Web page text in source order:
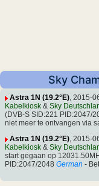
Sky
Astra 1N (19.2°E), 2015-
Kabelkiosk & Sky
(DVB-S SID:221 PID:2047/
niet meer te ontvangen via
Astra 1N (19.2°E), 2015-
Kabelkiosk & Sky
start gegaan op
PID:2047/2048 German -